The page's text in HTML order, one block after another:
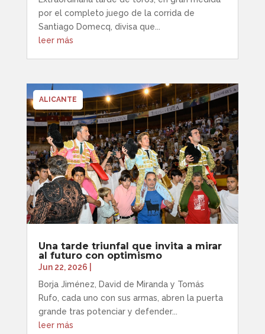
por el completo juego de la corrida de
Santiago Domecq, divisa que...
leer más
Una tarde triunfal que invita a mirar
al futuro con optimismo
Jun 22, 2026
ALICANTE
Borja Jiménez, David de Miranda y Tomás
Rufo, cada uno con sus armas, abren la puerta
grande tras potenciar y defender...
leer más